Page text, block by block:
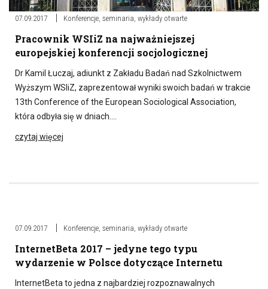
07.09.2017 Konferencje, seminaria, wykłady otwarte
Pracownik WSIiZ na najważniejszej
europejskiej konferencji socjologicznej
Dr Kamil Łuczaj, adiunkt z Zakładu Badań nad Szkolnictwem
Wyższym WSIiZ, zaprezentował wyniki swoich badań w trakcie
13th Conference of the European Sociological Association,
która odbyła się w dniach….
czytaj więcej
07.09.2017 Konferencje, seminaria, wykłady otwarte
InternetBeta 2017 – jedyne tego typu
wydarzenie w Polsce dotyczące Internetu
InternetBeta to jedna z najbardziej rozpoznawalnych